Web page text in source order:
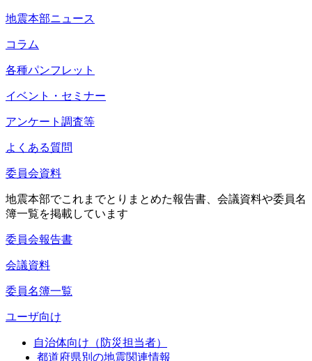
地震本部ニュース
コラム
各種パンフレット
イベント・セミナー
アンケート調査等
よくある質問
委員会資料
地震本部でこれまでとりまとめた報告書、会議資料や委員名
簿一覧を掲載しています
委員会報告書
会議資料
委員名簿一覧
ユーザ向け
自治体向け（防災担当者）
都道府県別の地震関連情報